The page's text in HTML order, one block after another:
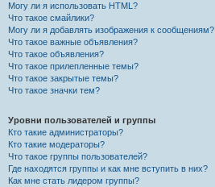
Могу ли я использовать HTML?
Что такое смайлики?
Могу ли я добавлять изображения к сообщениям?
Что такое важные объявления?
Что такое объявления?
Что такое прилепленные темы?
Что такое закрытые темы?
Что такое значки тем?
Уровни пользователей и группы
Кто такие администраторы?
Кто такие модераторы?
Что такое группы пользователей?
Где находятся группы и как мне вступить в них?
Как мне стать лидером группы?